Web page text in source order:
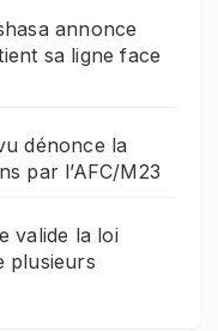
annonce
sa ligne face
dénonce la
par l’AFC/M23
valide la loi
plusieurs